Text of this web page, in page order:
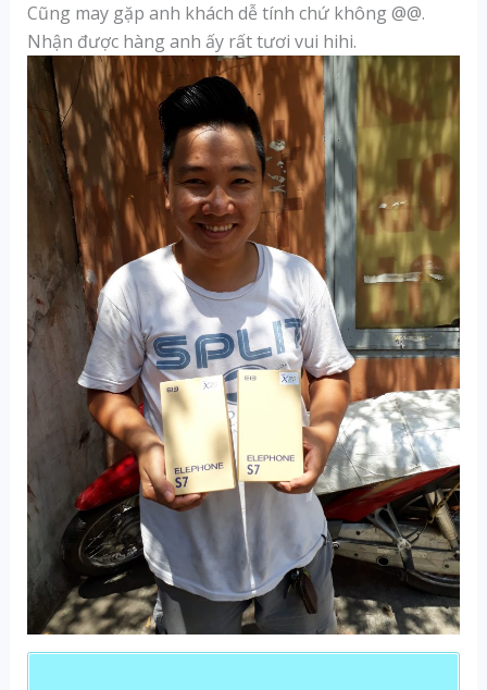
Cũng may gặp anh khách dễ tính chứ không @@.
Nhận được hàng anh ấy rất tươi vui hihi.